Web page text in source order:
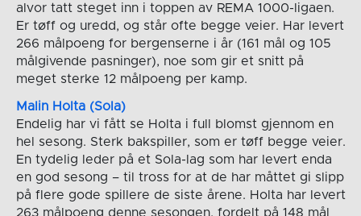
alvor tatt steget inn i toppen av REMA 1000-ligaen.
Er tøff og uredd, og står ofte begge veier. Har levert
266 målpoeng for bergenserne i år (161 mål og 105
målgivende pasninger), noe som gir et snitt på
meget sterke 12 målpoeng per kamp.
Malin Holta (Sola)
Endelig har vi fått se Holta i full blomst gjennom en
hel sesong. Sterk bakspiller, som er tøff begge veier.
En tydelig leder på et Sola-lag som har levert enda
en god sesong – til tross for at de har måttet gi slipp
på flere gode spillere de siste årene. Holta har levert
263 målpoeng denne sesongen, fordelt på 148 mål